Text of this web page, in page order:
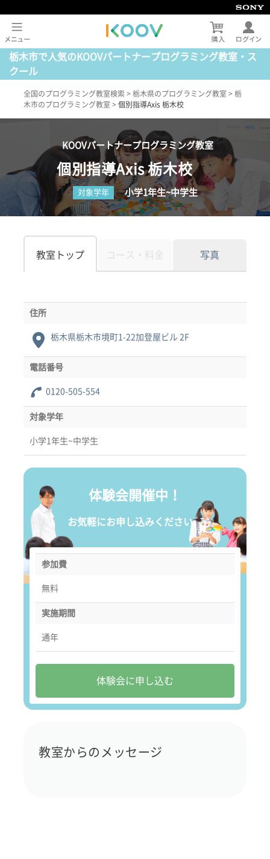
栃木市で人気のKOOVパートナープログラミング教室・ス
クール
全国のプログラミング教室検索 > 栃木県のプログラミング教室 > 栃
木市のプログラミング教室 > 個別指導Axis 栃木校
KOOVパートナープログラミング教室
個別指導Axis 栃木校
対象学年 小学1年生~中学生
教室トップ コース・料金 写真
住所
栃木県栃木市境町1-22加登屋ビル 2F
電話番号
0120-505-554
対象学年
小学1年生~中学生
体験会開催中！
お気軽にお申し込みください。
参加費
無料
実施期間
通年
体験会に申し込む
教室からのメッセージ